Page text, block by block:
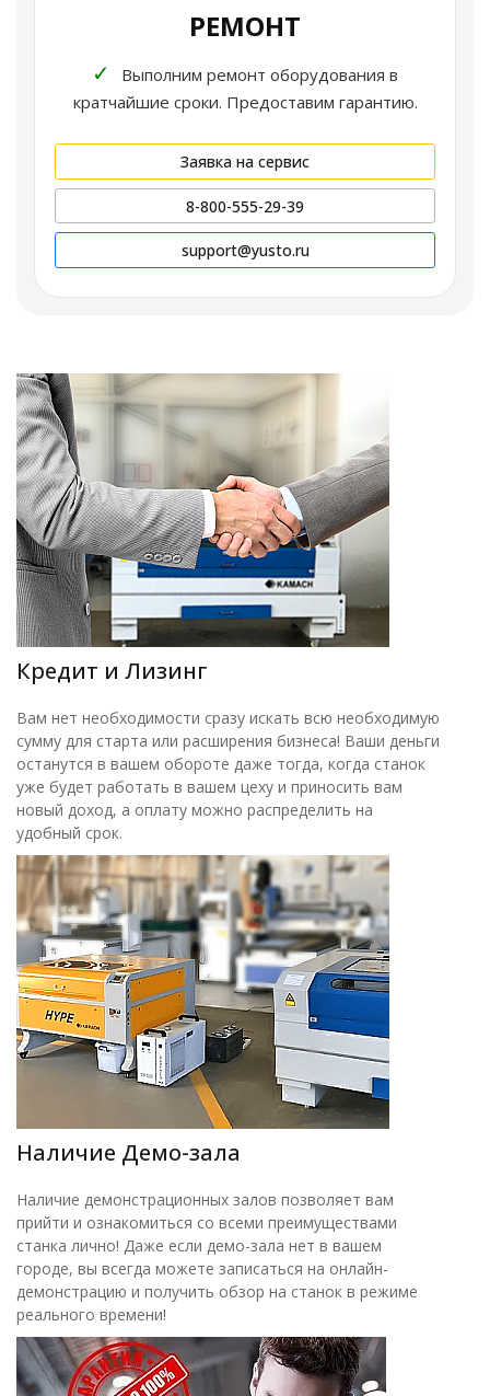
РЕМОНТ
✓
Выполним ремонт оборудования в
кратчайшие сроки. Предоставим гарантию.
Заявка на сервис
8-800-555-29-39
support@yusto.ru
Кредит и Лизинг
Вам нет необходимости сразу искать всю необходимую
сумму для старта или расширения бизнеса! Ваши деньги
останутся в вашем обороте даже тогда, когда станок
уже будет работать в вашем цеху и приносить вам
новый доход, а оплату можно распределить на
удобный срок.
Наличие Демо-зала
Наличие демонстрационных залов позволяет вам
прийти и ознакомиться со всеми преимуществами
станка лично! Даже если демо-зала нет в вашем
городе, вы всегда можете записаться на онлайн-
демонстрацию и получить обзор на станок в режиме
реального времени!